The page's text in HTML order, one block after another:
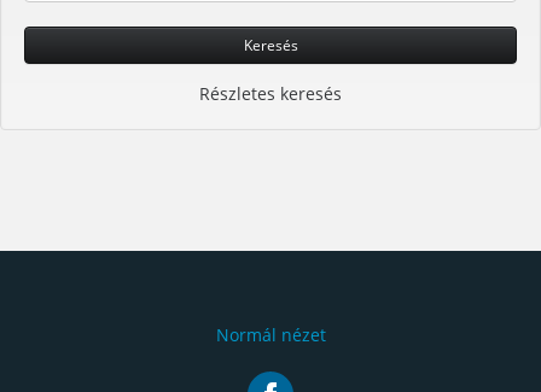
Keresés
Részletes keresés
Normál nézet